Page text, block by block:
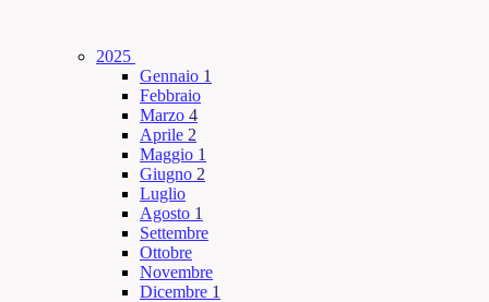
2025
Gennaio 1
Febbraio
Marzo 4
Aprile 2
Maggio 1
Giugno 2
Luglio
Agosto 1
Settembre
Ottobre
Novembre
Dicembre 1